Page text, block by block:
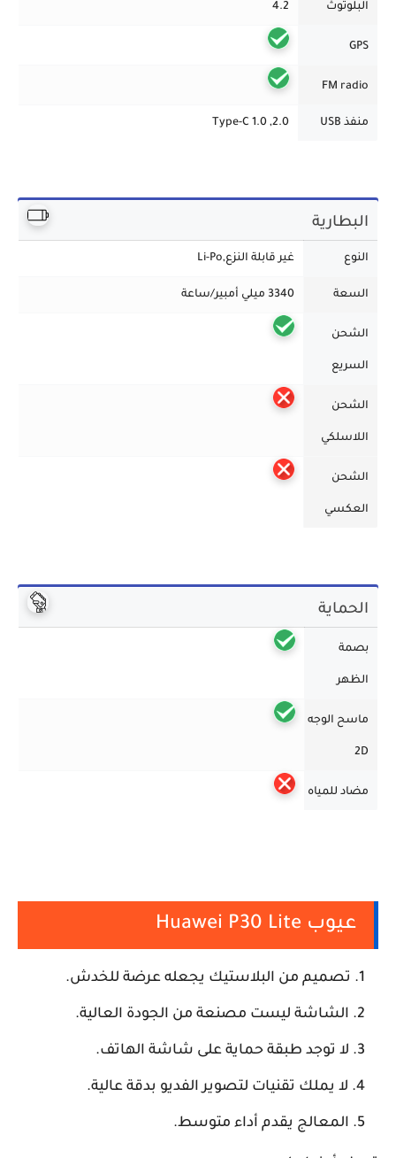
البلوتوث 4.2
GPS
FM radio
منفذ USB 2.0, Type-C 1.0
البطارية
النوع غير قابلة النزع,Li-Po
السعة 3340 ميلي أمبير/ساعة
الشحن
السريع
الشحن
اللاسلكي
الشحن
العكسي
الحماية
بصمة
الظهر
ماسح الوجه
2D
مضاد للمياه
عيوب Huawei P30 Lite
تصميم من البلاستيك يجعله عرضة للخدش.
الشاشة ليست مصنعة من الجودة العالية.
لا توجد طبقة حماية على شاشة الهاتف.
لا يملك تقنيات لتصوير الفديو بدقة عالية.
المعالج يقدم أداء متوسط.